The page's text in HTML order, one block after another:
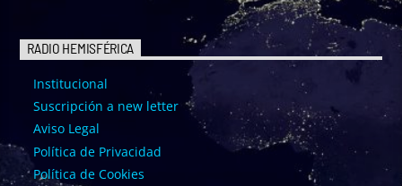
RADIO HEMISFÉRICA
Institucional
Suscripción a new letter
Aviso Legal
Política de Privacidad
Política de Cookies